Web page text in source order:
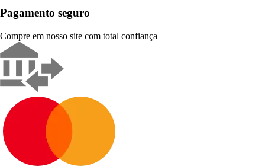
Pagamento seguro
Compre em nosso site com total confiança